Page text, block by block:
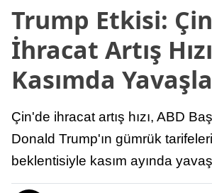
Trump Etkisi:
İhracat Artış Hızı
Kasımda
Çin'de ihracat artış hızı, ABD
Donald Trump'ın gümrük
beklentisiyle kasım ayında